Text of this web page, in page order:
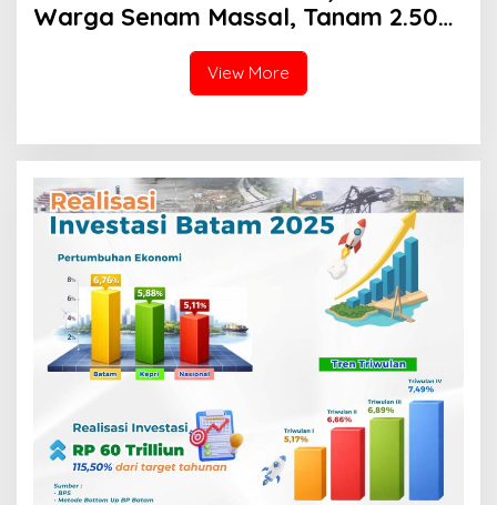
Warga Senam Massal, Tanam 2.500
Pohon dan Resmikan Kantor KONI
View More